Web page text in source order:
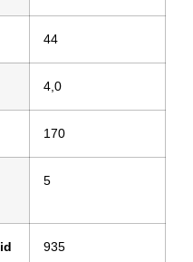
44
4,0
170
5
935